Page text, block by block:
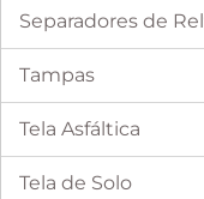
Separadores de
Tampas
Tela Asfáltica
Tela de Solo